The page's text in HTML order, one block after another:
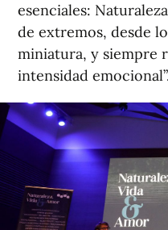
esenciales:
de extremos, desde
miniatura, y siempre
intensidad